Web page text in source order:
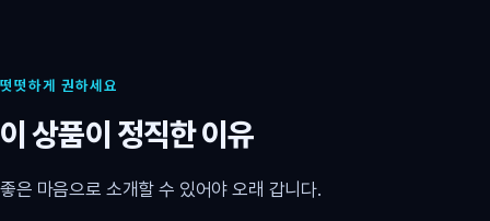
떳떳하게 권하세요
이 상품이 정직한 이유
좋은 마음으로 소개할 수 있어야 오래 갑니다.